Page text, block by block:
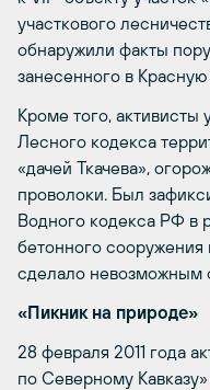
участкового
обнаружили факты
занесенного в
Кроме того, активисты
Лесного кодекса
«дачей Ткачева»,
проволоки. Был
Водного кодекса РФ в
бетонного
сделало невозможным
«Пикник на природе»
28 февраля 2011 года
по Северному